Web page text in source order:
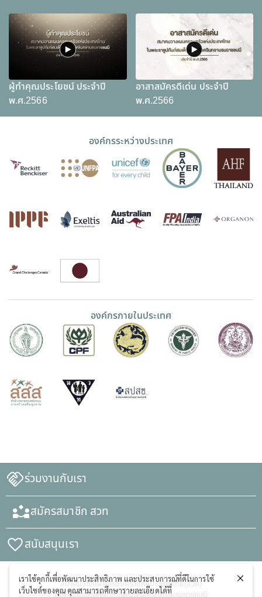
ผู้ทำคุณประโยชน์ ประจำปี
พ.ศ.2566
อาสาสมัครดีเด่น ประจำปี
พ.ศ.2566
องค์กรระหว่างประเทศ
องค์กรภายในประเทศ
ร่วมงานกับเรา
สมัครสมาชิก สวท
สนับสนุนเรา
สมาคมวางแผนครอบครัวแห่งประเทศไทย(สวท)
เราใช้คุกกี้เพื่อพัฒนาประสิทธิภาพ และประสบการณ์ที่ดีในการใช้
เว็บไซต์ของคุณ คุณสามารถศึกษารายละเอียดได้ที่